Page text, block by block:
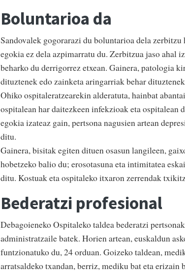
Boluntarioa da
Sandovalek gogorarazi du boluntarioa dela
egokia ez dela azpimarratu du. Zerbitzua jaso ahal
beharko du derrigorrez etxean. Gainera, patologia
dituztenek edo zainketa aringarriak behar
Ohiko ospitaleratzearekin alderatuta, hainbat
ospitalean har daitezkeen infekzioak eta
egokia izateaz gain, pertsona nagusien artean
ditu.
Gainera, bisitak egiten dituen osasun langileen,
hobetzeko balio du; erosotasuna eta intimitatea
ditu. Kostuak eta ospitaleko itxaron zerrendak
Bederatzi profesional
Debagoieneko Ospitaleko taldea bederatzi
administratzaile batek. Horien artean, euskaldun
funtzionatuko du, 24 orduan. Goizeko taldean,
arratsaldeko txandan, berriz, mediku bat eta erizain